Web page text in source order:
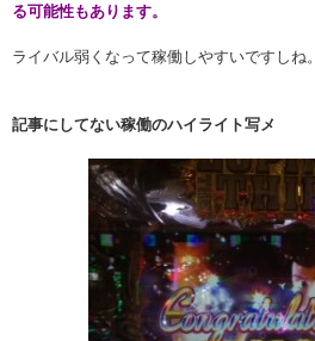
る可能性もあります。
ライバル弱くなって稼働しやすいですしね。
記事にしてない稼働のハイライト写メ